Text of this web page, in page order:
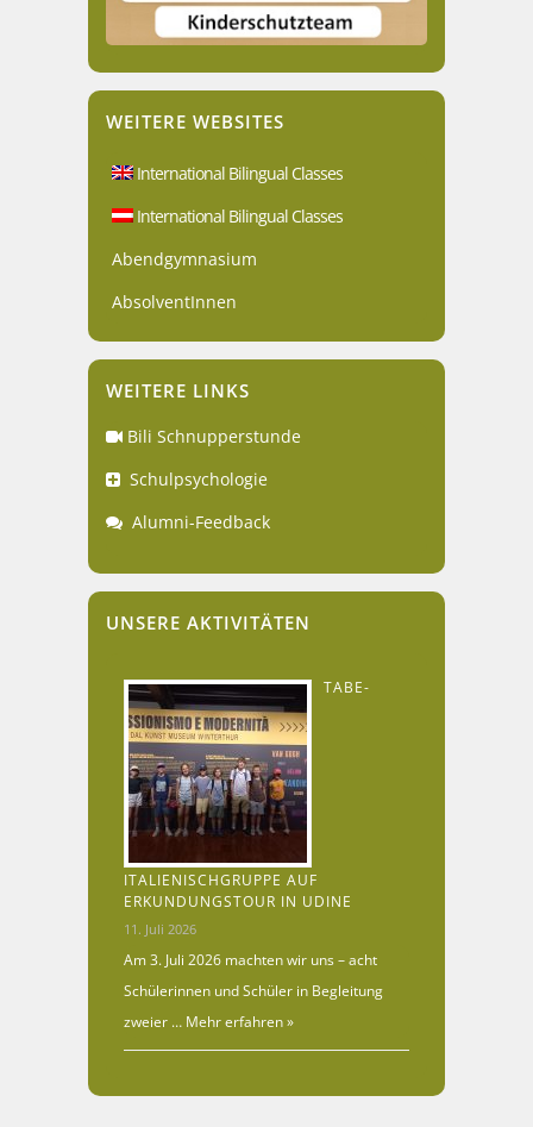
WEITERE WEBSITES
International Bilingual Classes
International Bilingual Classes
Abendgymnasium
AbsolventInnen
WEITERE LINKS
Bili Schnupperstunde
Schulpsychologie
Alumni-Feedback
UNSERE AKTIVITÄTEN
TABE-
ITALIENISCHGRUPPE AUF
ERKUNDUNGSTOUR IN UDINE
11. Juli 2026
Am 3. Juli 2026 machten wir uns – acht
Schülerinnen und Schüler in Begleitung
zweier … Mehr erfahren »